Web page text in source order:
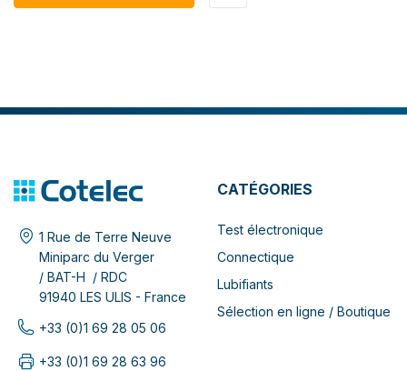
1 Rue de Terre Neuve
Miniparc du Verger
/ BAT-H / RDC
91940 LES ULIS - France
+33 (0)1 69 28 05 06
+33 (0)1 69 28 63 96
CATÉGORIES
Test électronique
Connectique
Lubifiants
Sélection en ligne / Boutique